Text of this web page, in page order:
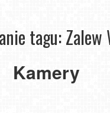
tagu: Zalew
Kamery